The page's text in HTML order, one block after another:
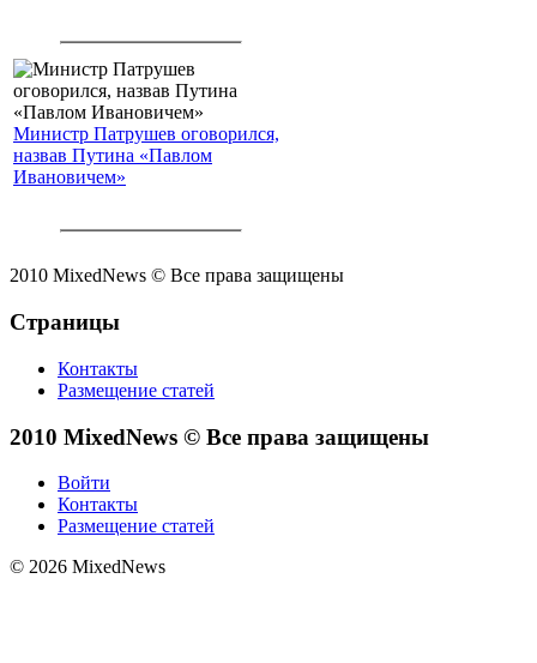
Министр Патрушев оговорился,
назвав Путина «Павлом
Ивановичем»
2010 MixedNews © Все права защищены
Страницы
Контакты
Размещение статей
2010 MixedNews © Все права защищены
Войти
Контакты
Размещение статей
© 2026 MixedNews